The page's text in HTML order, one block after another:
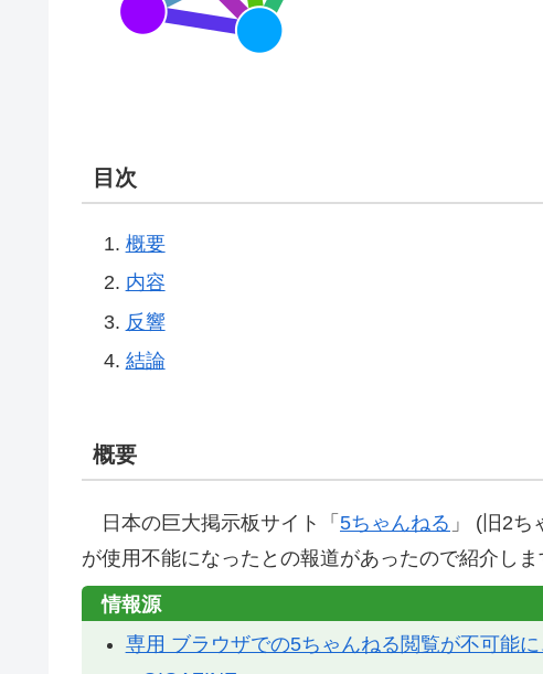
目次
概要
内容
反響
結論
概要
日本の巨大掲示板サイト「 5ちゃんねる 」 (旧2
が使用不能になったとの報道があったので紹介しま
情報源
専用 ブラウザでの5ちゃんねる閲覧が不可能